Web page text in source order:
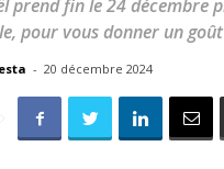
prend fin le 24 décembre
pour vous donner un
- 20 décembre 2024